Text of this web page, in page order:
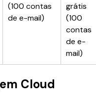
(100 contas
de e-mail)
grátis
(100
contas
de e-
mail)
Cloud